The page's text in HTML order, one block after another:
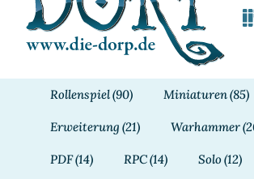
Rollenspiel(90) Miniaturen(85)
Erweiterung (21) Warhammer
PDF(14) RPC(14) Solo(12)